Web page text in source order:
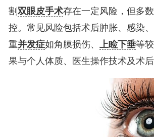
割 双眼皮手术存在一定风险，但多
控。常见风险包括术后肿胀、感染
重并发症如角膜损伤、 上睑下垂等
果与个人体质、医生操作技术及术后